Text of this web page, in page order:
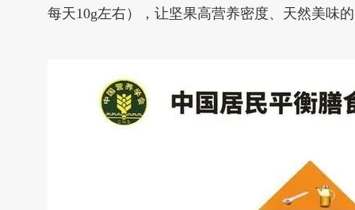
每天10g左右），让坚果高营养密度、天然美味